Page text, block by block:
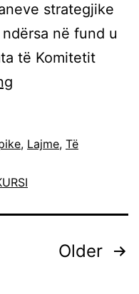
strategjike
në fund u
të Komitetit
, Lajme, Të
Older